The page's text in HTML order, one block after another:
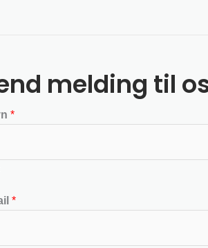
melding til
*
*